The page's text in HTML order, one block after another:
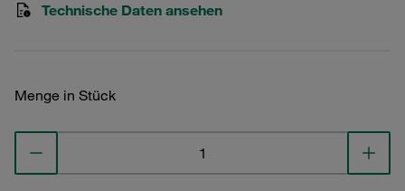
Technische Daten ansehen
Menge in Stück